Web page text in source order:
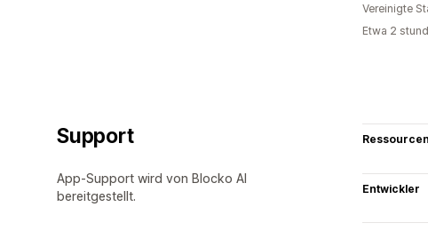
Vereinigte
Etwa 2
Support
App-Support wird von Blocko AI
bereitgestellt.
Ressourcen
Entwickler